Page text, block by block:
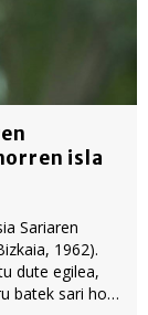
isla
Sariaren
1962).
dute egilea,
batek sari hori